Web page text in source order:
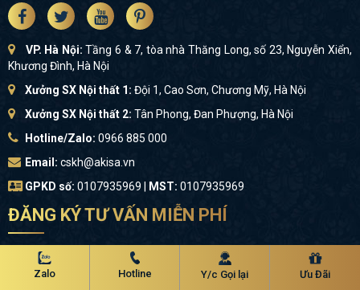
VP. Hà Nội:Tầng 6 & 7, tòa nhà Thăng Long, số 23, Nguyễn Xiển,
Khương Đình, Hà Nội
Xưởng SX Nội thất 1: Đội 1, Cao Sơn, Chương Mỹ, Hà Nội
Xưởng SX Nội thất 2: Tân Phong, Đan Phượng, Hà Nội
Hotline/Zalo: 0966 885 000
Email: cskh@akisa.vn
GPKD số: 0107935969 | MST: 0107935969
ĐĂNG KÝ TƯ VẤN MIỄN PHÍ
Zalo Hotline Y/c Gọi lại Ưu Đãi